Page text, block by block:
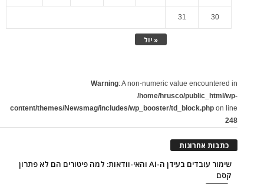
« יול
30
31
Warning: A non-numeric value encountered in
/home/hrusco/public_html/wp-
content/themes/Newsmag/includes/wp_booster/td_block.php on line
248
כתבות אחרונות
שימור עובדים בעידן ה-AI והאי-וודאות: למה פיטורים הם לא פתרון
קסם